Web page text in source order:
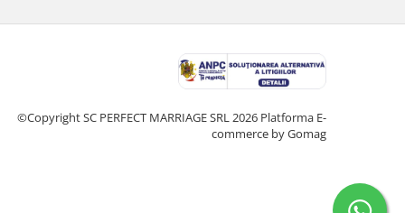
©Copyright SC PERFECT MARRIAGE SRL 2026 Platforma E-
commerce by Gomag